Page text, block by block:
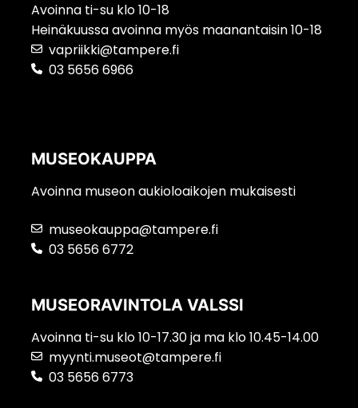
Avoinna ti-su klo 10-18
Heinäkuussa avoinna myös maanantaisin 10-18
vapriikki@tampere.fi
03 5656 6966
MUSEOKAUPPA
Avoinna museon aukioloaikojen mukaisesti
museokauppa@tampere.fi
03 5656 6772
MUSEORAVINTOLA VALSSI
Avoinna ti-su klo 10-17.30 ja ma klo 10.45-14.00
myynti.museot@tampere.fi
03 5656 6773